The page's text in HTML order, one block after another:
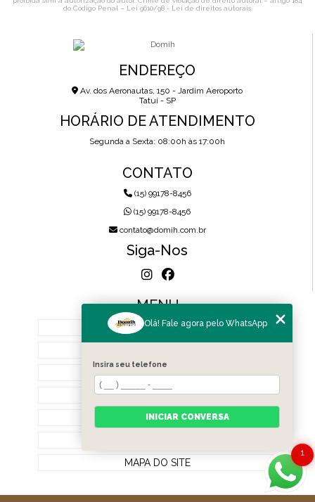
do Código Penal – Lei 9610/98 - Lei de direitos autorais.
ENDEREÇO
Av. dos Aeronautas, 150 - Jardim Aeroporto
Tatuí - SP
HORÁRIO DE ATENDIMENTO
Segunda a Sexta: 08:00h às 17:00h
CONTATO
(15) 99178-8456
(15) 99178-8456
contato@domih.com.br
Siga-Nos
MENU
HOME
PRODUTOS
BLOG
CONTATO
MAPA DO SITE
1
Olá! Fale agora pelo WhatsApp
Insira seu telefone
INICIAR CONVERSA